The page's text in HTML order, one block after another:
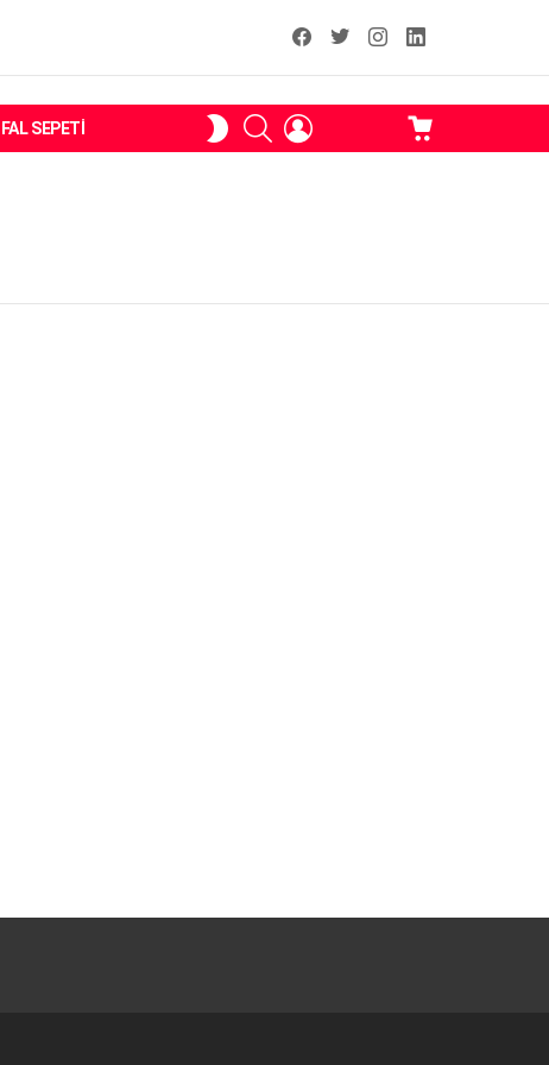
facebook
T instagramLinkedin Fal
FAL SEPETI
SKIN
ANAHTARI
ARAMA